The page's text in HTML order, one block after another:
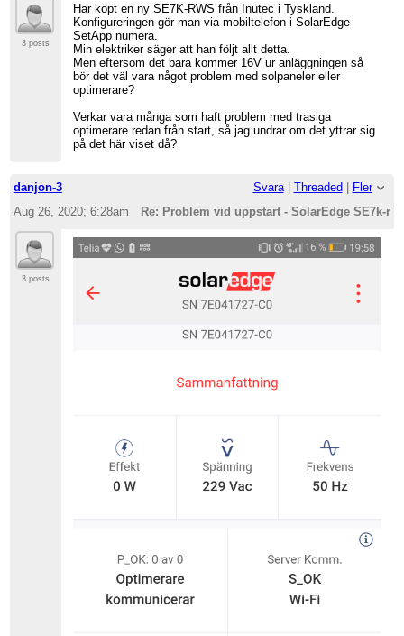
3 posts
Har köpt en ny SE7K-RWS från Inutec i Tyskland.
Konfigureringen gör man via mobiltelefon i SolarEdge
SetApp numera.
Min elektriker säger att han följt allt detta.
Men eftersom det bara kommer 16V ur anläggningen så
bör det väl vara något problem med solpaneler eller
optimerare?
Verkar vara många som haft problem med trasiga
optimerare redan från start, så jag undrar om det yttrar sig
på det här viset då?
danjon-3 Svara| Threaded
Fler
Aug 26, 2020; 6:28am
Re: Problem vid uppstart - SolarEdge SE7k-
3 posts